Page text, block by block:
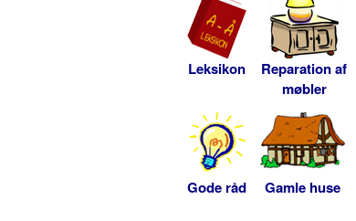
Leksikon
Reparation af
møbler
Gode råd Gamle huse